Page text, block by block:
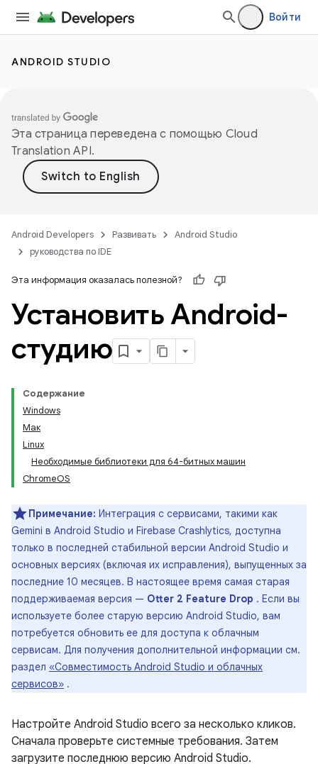
Войти
ANDROID STUDIO
Эта страница переведена с помощью Cloud
Translation API.
Android Developers Развивать
Android Studio
руководства по IDE
Эта информация оказалась полезной?
Установить Android-
студию
Содержание
Windows
Мак
Linux
Необходимые библиотеки для 64-битных машин
ChromeOS
Примечание: Интеграция с сервисами, такими как
Gemini в Android Studio и Firebase Crashlytics, доступна
только в последней стабильной версии Android Studio и
основных версиях (включая их исправления), выпущенных за
последние 10 месяцев. В настоящее время самая старая
поддерживаемая версия — Otter 2 Feature Drop . Если вы
используете более старую версию Android Studio, вам
потребуется обновить ее для доступа к облачным
сервисам. Для получения дополнительной информации см.
раздел «Совместимость Android Studio и облачных
сервисов» .
Настройте Android Studio всего за несколько кликов.
Сначала проверьте системные требования. Затем
загрузите последнюю версию Android Studio.